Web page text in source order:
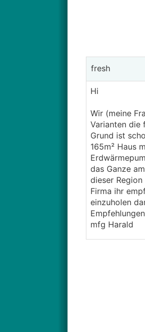
fresh
Hi
Wir (meine
Varianten die
Grund ist
165m² Haus
das Ganze
dieser
Firma ihr
einzuholen
mfg Harald